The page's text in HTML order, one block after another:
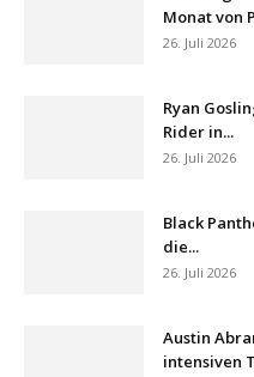
Monat von
26. Juli 2026
Ryan
Rider in...
26. Juli 2026
Black
die...
26. Juli 2026
Austin
intensiven